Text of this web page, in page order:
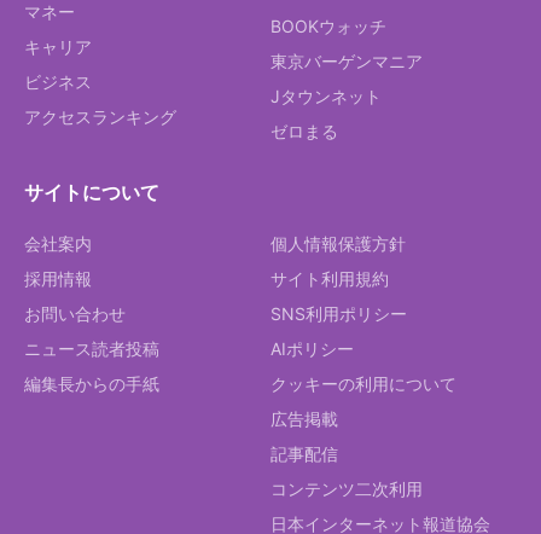
マネー
キャリア
ビジネス
アクセスランキング
BOOKウォッチ
東京バーゲンマニア
Jタウンネット
ゼロまる
サイトについて
会社案内
採用情報
お問い合わせ
ニュース読者投稿
編集長からの手紙
個人情報保護方針
サイト利用規約
SNS利用ポリシー
AIポリシー
クッキーの利用について
広告掲載
記事配信
コンテンツ二次利用
日本インターネット報道協会